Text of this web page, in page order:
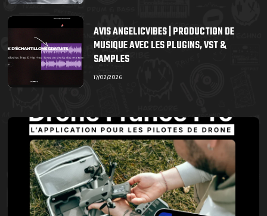
AVIS ANGELICVIBES | PRODUCTION DE
MUSIQUE AVEC LES PLUGINS, VST &
SAMPLES
17/02/2026